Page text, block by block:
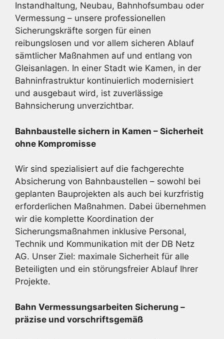
Instandhaltung, Neubau, Bahnhofsumbau oder
Vermessung – unsere professionellen
Sicherungskräfte sorgen für einen
reibungslosen und vor allem sicheren Ablauf
sämtlicher Maßnahmen auf und entlang von
Gleisanlagen. In einer Stadt wie Kamen, in der
Bahninfrastruktur kontinuierlich modernisiert
und ausgebaut wird, ist zuverlässige
Bahnsicherung unverzichtbar.
Bahnbaustelle sichern in Kamen – Sicherheit
ohne Kompromisse
Wir sind spezialisiert auf die fachgerechte
Absicherung von Bahnbaustellen – sowohl bei
geplanten Bauprojekten als auch bei kurzfristig
erforderlichen Maßnahmen. Dabei übernehmen
wir die komplette Koordination der
Sicherungsmaßnahmen inklusive Personal,
Technik und Kommunikation mit der DB Netz
AG. Unser Ziel: maximale Sicherheit für alle
Beteiligten und ein störungsfreier Ablauf Ihrer
Projekte.
Bahn Vermessungsarbeiten Sicherung –
präzise und vorschriftsgemäß